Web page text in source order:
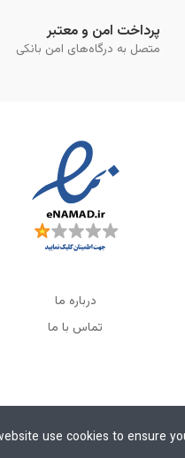
پرداخت امن و معتبر
متصل به درگاه‌های امن بانکی
درباره ما
تماس با ما
© ۱۴۰۵​
use cookies to ensure